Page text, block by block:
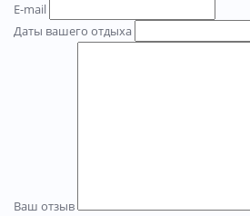
E-mail
Даты вашего отдыха
Ваш отзыв